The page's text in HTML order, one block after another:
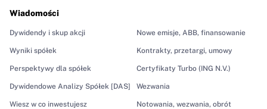
Wiadomości
Dywidendy i skup akcji
Wyniki spółek
Perspektywy dla spółek
Dywidendowe Analizy Spółek [DAS]
Wiesz w co inwestujesz
Nowe emisje, ABB, finansowanie
Kontrakty, przetargi, umowy
Certyfikaty Turbo (ING N.V.)
Wezwania
Notowania, wezwania, obrót